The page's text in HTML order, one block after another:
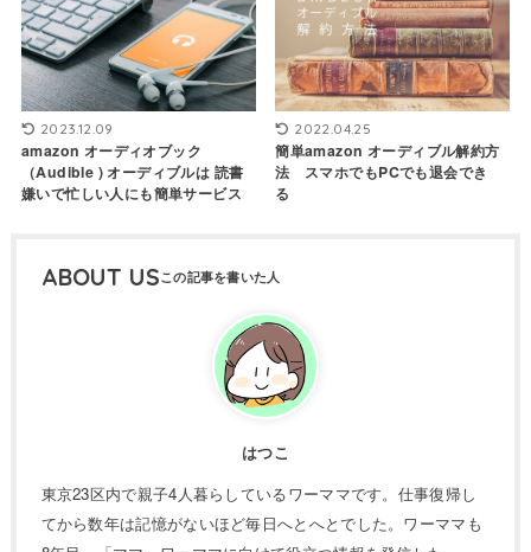
2023.12.09
amazon オーディオブック
（Audible ) オーディブルは 読書
嫌いで忙しい人にも簡単サービス
2022.04.25
簡単amazon オーディブル解約方
法 スマホでもPCでも退会でき
る
ABOUT US
はつこ
東京23区内で親子4人暮らしているワーママです。仕事復帰し
てから数年は記憶がないほど毎日へとへとでした。ワーママも